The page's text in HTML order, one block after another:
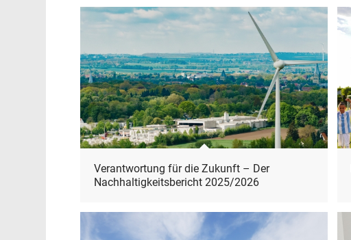
Verantwortung für die Zukunft – Der
Nachhaltigkeitsbericht 2025/2026